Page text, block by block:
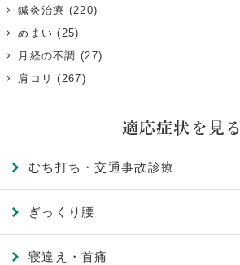
鍼灸治療 (220)
めまい (25)
月経の不調 (27)
肩コリ (267)
適応症状を見る
むち打ち・交通事故診療
ぎっくり腰
寝違え・首痛